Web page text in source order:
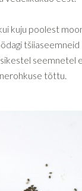
kuju poolest
seemnetel
tõttu.